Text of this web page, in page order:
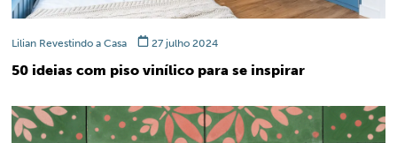
Lilian Revestindo a Casa 27 julho 2024
50 ideias com piso vinílico para se inspirar